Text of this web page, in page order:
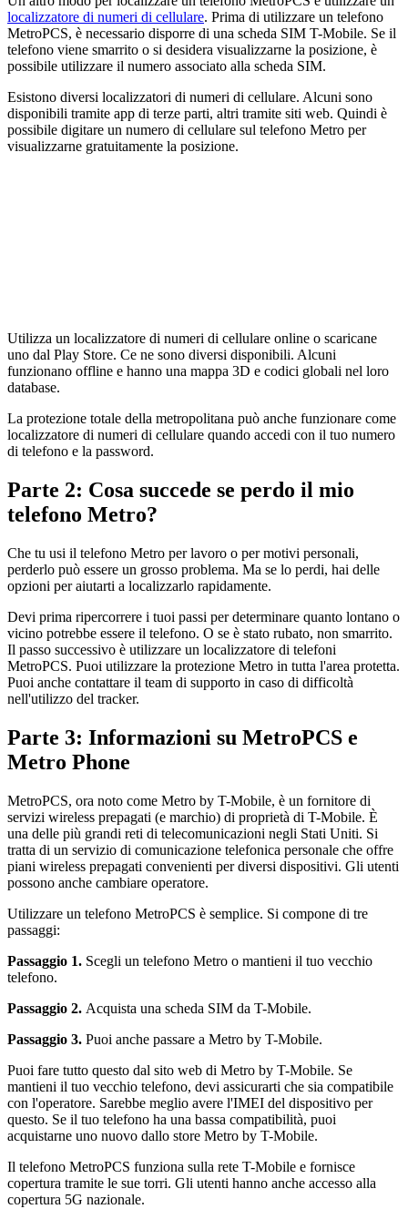
localizzatore di numeri di cellulare. Prima di utilizzare un telefono
MetroPCS, è necessario disporre di una scheda SIM T-Mobile. Se il
telefono viene smarrito o si desidera visualizzarne la posizione, è
possibile utilizzare il numero associato alla scheda SIM.
Esistono diversi localizzatori di numeri di cellulare. Alcuni sono
disponibili tramite app di terze parti, altri tramite siti web. Quindi è
possibile digitare un numero di cellulare sul telefono Metro per
visualizzarne gratuitamente la posizione.
Utilizza un localizzatore di numeri di cellulare online o scaricane
uno dal Play Store. Ce ne sono diversi disponibili. Alcuni
funzionano offline e hanno una mappa 3D e codici globali nel loro
database.
La protezione totale della metropolitana può anche funzionare come
localizzatore di numeri di cellulare quando accedi con il tuo numero
di telefono e la password.
Parte 2: Cosa succede se perdo il mio
telefono Metro?
Che tu usi il telefono Metro per lavoro o per motivi personali,
perderlo può essere un grosso problema. Ma se lo perdi, hai delle
opzioni per aiutarti a localizzarlo rapidamente.
Devi prima ripercorrere i tuoi passi per determinare quanto lontano o
vicino potrebbe essere il telefono. O se è stato rubato, non smarrito.
Il passo successivo è utilizzare un localizzatore di telefoni
MetroPCS. Puoi utilizzare la protezione Metro in tutta l'area protetta.
Puoi anche contattare il team di supporto in caso di difficoltà
nell'utilizzo del tracker.
Parte 3: Informazioni su MetroPCS e
Metro Phone
MetroPCS, ora noto come Metro by T-Mobile, è un fornitore di
servizi wireless prepagati (e marchio) di proprietà di T-Mobile. È
una delle più grandi reti di telecomunicazioni negli Stati Uniti. Si
tratta di un servizio di comunicazione telefonica personale che offre
piani wireless prepagati convenienti per diversi dispositivi. Gli utenti
possono anche cambiare operatore.
Utilizzare un telefono MetroPCS è semplice. Si compone di tre
passaggi:
Passaggio 1. Scegli un telefono Metro o mantieni il tuo vecchio
telefono.
Passaggio 2. Acquista una scheda SIM da T-Mobile.
Passaggio 3. Puoi anche passare a Metro by T-Mobile.
Puoi fare tutto questo dal sito web di Metro by T-Mobile. Se
mantieni il tuo vecchio telefono, devi assicurarti che sia compatibile
con l'operatore. Sarebbe meglio avere l'IMEI del dispositivo per
questo. Se il tuo telefono ha una bassa compatibilità, puoi
acquistarne uno nuovo dallo store Metro by T-Mobile.
Il telefono MetroPCS funziona sulla rete T-Mobile e fornisce
copertura tramite le sue torri. Gli utenti hanno anche accesso alla
copertura 5G nazionale.